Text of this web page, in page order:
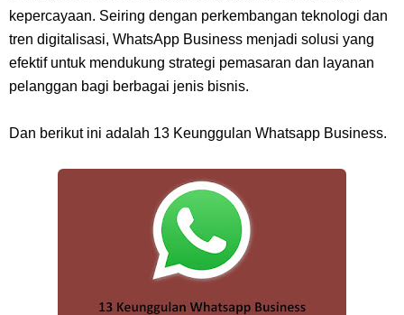
Resep Roti Panggang, Sangat Mudah Untuk Menjadi Cemilan
Bersama Keluarga
Arti Bendera Seychelles, Negara Kepulauan Yang Terletak Di
Samudra Hindia
Cara Bayar Akulaku Lewat Gopay, Sangat Mudah Dan Tidak Ribet
Sama Sekali
7 Fakta Queen One Piece, All Star Yang Jadi Penanggung Jawab
Penjara Udon
kepercayaan. Seiring dengan perkembangan teknologi dan
tren digitalisasi, WhatsApp Business menjadi solusi yang
efektif untuk mendukung strategi pemasaran dan layanan
pelanggan bagi berbagai jenis bisnis.
Dan berikut ini adalah 13 Keunggulan Whatsapp Business.